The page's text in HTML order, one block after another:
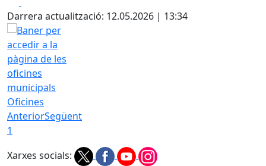
Darrera actualització: 12.05.2026 | 13:34
Oficines
AnteriorSegüent
1
Xarxes socials: